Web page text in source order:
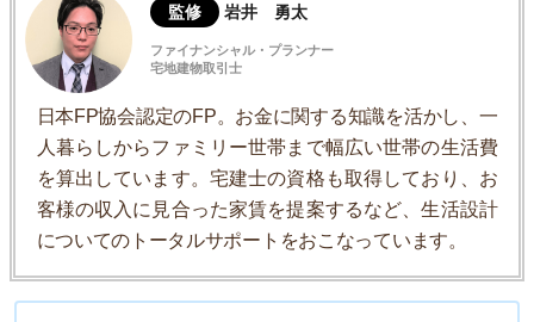
監修 岩井 勇太
ファイナンシャル・プランナー
宅地建物取引士
日本FP協会認定のFP。お金に関する知識を活かし、一
人暮らしからファミリー世帯まで幅広い世帯の生活費
を算出しています。宅建士の資格も取得しており、お
客様の収入に見合った家賃を提案するなど、生活設計
についてのトータルサポートをおこなっています。